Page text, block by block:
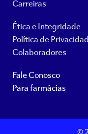
Carreiras
Ética e Integridade
Política de
Colaboradores
Fale Conosco
Para farmácias
©